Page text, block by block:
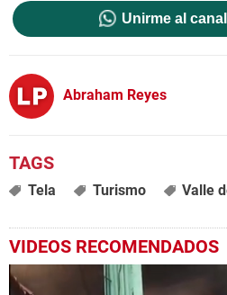
Unirme al
Abraham Reyes
Tela Turismo Valle
VIDEOS RECOMENDADOS